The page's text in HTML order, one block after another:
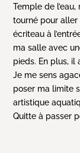
Temple de
tourné pour aller
écriteau à
ma salle avec
pieds. En plus, il
Je me sens
poser ma limite
artistique
Quitte à passer